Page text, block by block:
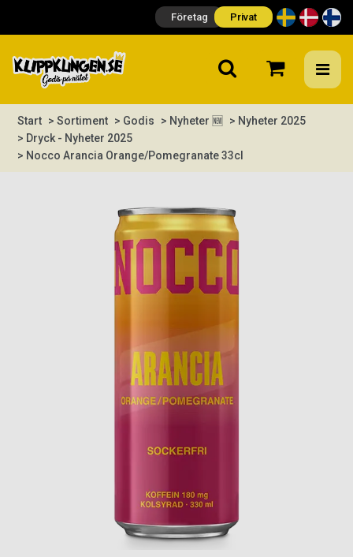
Företag Privat
Start > Sortiment > Godis > Nyheter 🆕
> Nyheter 2025
> Dryck - Nyheter 2025
> Nocco Arancia Orange/Pomegranate 33cl